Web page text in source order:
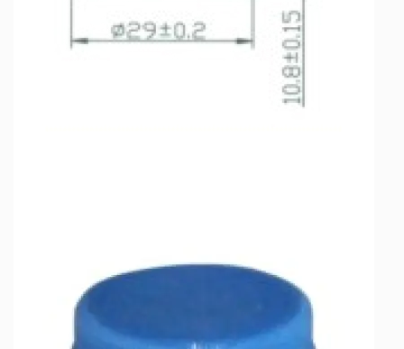
технологии запечатывания крышек.
Разработанный для решения проблем,
связанных с противоугонными кольцами на
крышках, он обеспечивает высокую надежность,
производительность и обеспечить безопасность
своей упакованной продукции.
Для производителей, стремящихся улучшить